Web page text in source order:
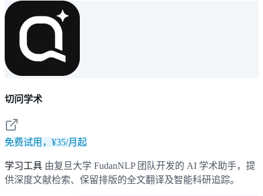
切问学术
免费试用，¥35/月起
学习工具 由复旦大学 FudanNLP 团队开发的 AI 学术助手，提
供深度文献检索、保留排版的全文翻译及智能科研追踪。